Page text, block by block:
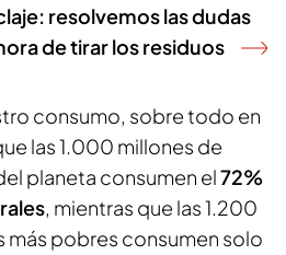
resolvemos las dudas
de tirar los residuos
consumo, sobre todo en
las 1.000 millones de
planeta consumen el72%
, mientras que las 1.200
más pobres consumen solo